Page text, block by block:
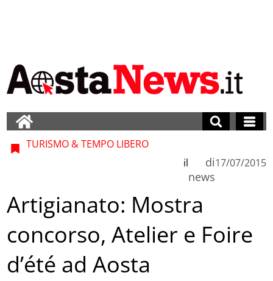
TURISMO & TEMPO LIBERO
di
news
il 17/07/2015
Artigianato: Mostra
concorso, Atelier e Foire
d’été ad Aosta